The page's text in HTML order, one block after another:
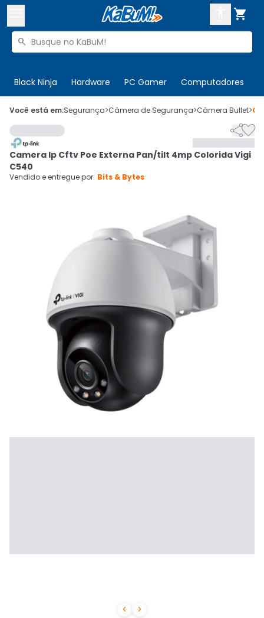

Buscar produtos

Black Ninja Hardware PC Gamer Computadores
 Olá. Acesse sua conta
 Departamentos
Cupons
CADASTRE-SE
Você está em:Segurança>Câmera de Segurança>Câmera Bullet>
 

Camera Ip Cftv Poe Externa Pan/tilt 4mp Colorida Vigi
C540
Vendido e entregue por: Bits & Bytes